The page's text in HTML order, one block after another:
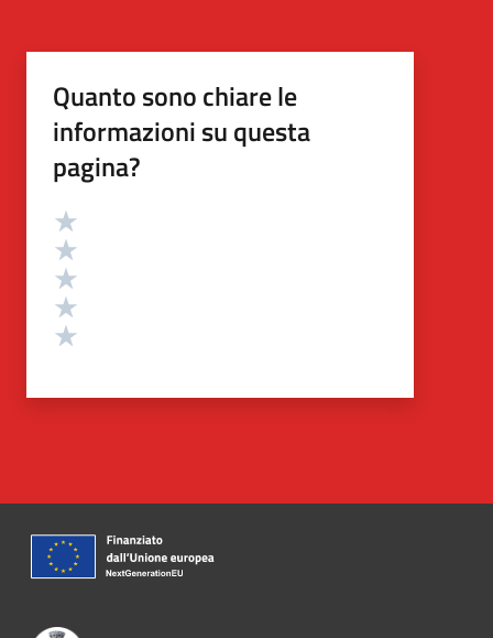
Quanto sono chiare le
informazioni su questa
pagina?
Valutazione